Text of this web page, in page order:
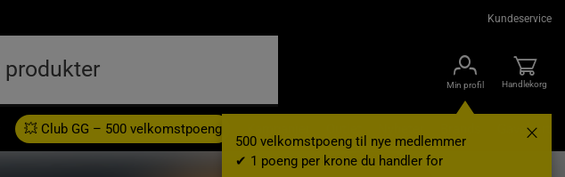
Kundeservice
Min profil
500 velkomstpoeng til nye medlemmer
✔ 1 poeng per krone du handler for
Handlekorg
💥 Club GG – 500 velkomstpoeng Gavekort